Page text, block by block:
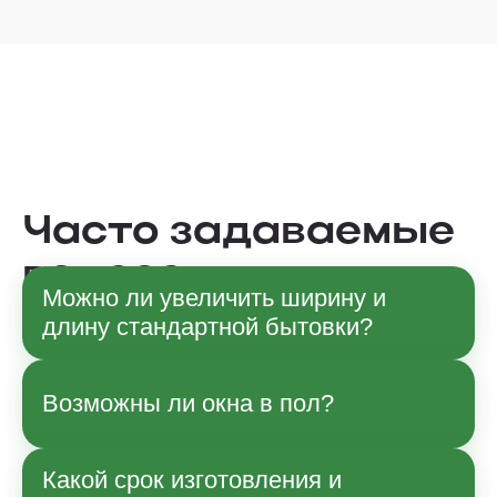
Часто задаваемые
вопросы
Можно ли увеличить ширину и
длину стандартной бытовки?
Да, по согласованию с менеджером
возможны изменения габаритов в рамках
параметры и влияние на стоимость
уточняйте при заказе.
Возможны ли окна в пол?
Да, возможно.
Какой срок изготовления и